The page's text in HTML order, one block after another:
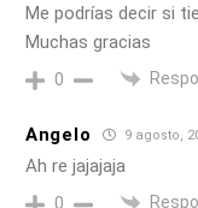
Me podrías decir si
Muchas gracias
0
Angelo 9 agosto,
Ah re jajajaja
0